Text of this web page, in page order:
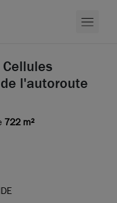
l'autoroute
722 m²